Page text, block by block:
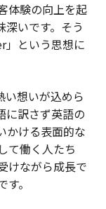
体験の向上を起
いです。そう
」という思想に
想いが込めら
に訳さず英語の
かける表面的な
て働く人たち
けながら成長で
。